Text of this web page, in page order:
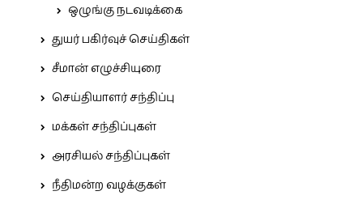
ஒழுங்கு நடவடிக்கை
துயர் பகிர்வுச் செய்திகள்
சீமான் எழுச்சியுரை
செய்தியாளர் சந்திப்பு
மக்கள் சந்திப்புகள்
அரசியல் சந்திப்புகள்
நீதிமன்ற வழக்குகள்